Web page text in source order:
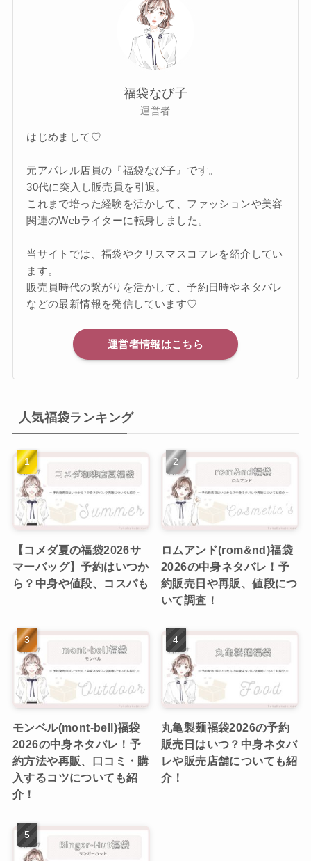
福袋なび子
運営者
はじめまして♡
元アパレル店員の『福袋なび子』です。
30代に突入し販売員を引退。
これまで培った経験を活かして、ファッションや美容
関連のWebライターに転身しました。
当サイトでは、福袋やクリスマスコフレを紹介してい
ます。
販売員時代の繋がりを活かして、予約日時やネタバレ
などの最新情報を発信しています♡
運営者情報はこちら
人気福袋ランキング
【コメダ夏の福袋2026サ
マーバッグ】予約はいつか
ら？中身や値段、コスパも
ロムアンド(rom&nd)福袋
2026の中身ネタバレ！予
約販売日や再販、値段につ
いて調査！
モンベル(mont-bell)福袋
2026の中身ネタバレ！予
約方法や再販、口コミ・購
入するコツについても紹
介！
丸亀製麺福袋2026の予約
販売日はいつ？中身ネタバ
レや販売店舗についても紹
介！